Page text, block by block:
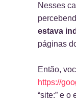
Nesses
estava
páginas
Então,
https://
“site:” e o